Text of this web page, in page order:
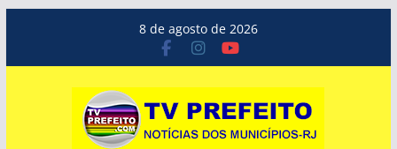
o
8 de agosto de 2026